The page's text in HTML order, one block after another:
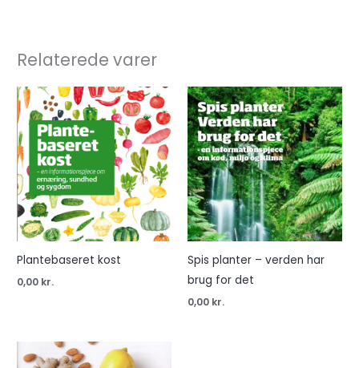
Relaterede varer
Plantebaseret kost
0,00 kr.
Spis planter – verden har
brug for det
0,00 kr.